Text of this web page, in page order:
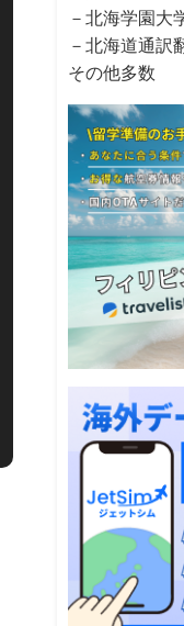
－北海学園大
－北海道通訳
その他多数